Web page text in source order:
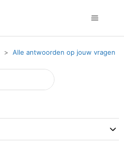
Alle antwoorden op jouw vragen